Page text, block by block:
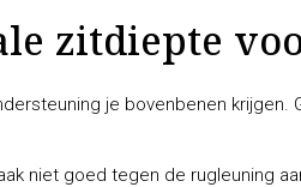
zitdiepte
je bovenbenen
niet goed tegen de rugleuning